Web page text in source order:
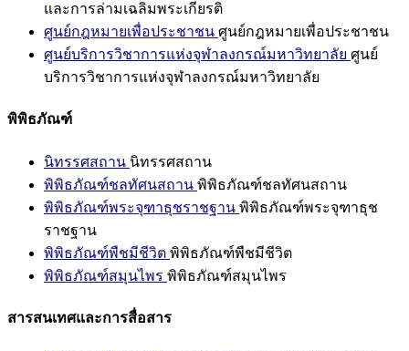
และการล่ามเฉลิมพระเกียรติ
ศูนย์กฎหมายเพื่อประชาชน ศูนย์กฎหมายเพื่อประชาชน
ศูนย์บริการวิชาการแห่งจุฬาลงกรณ์มหาวิทยาลัย ศูนย์
บริการวิชาการแห่งจุฬาลงกรณ์มหาวิทยาลัย
พิพิธภัณฑ์
นิทรรศสถาน นิทรรศสถาน
พิพิธภัณฑ์ชลทัศนสถาน พิพิธภัณฑ์ชลทัศนสถาน
พิพิธภัณฑ์พระจุฑาธุชราชฐาน พิพิธภัณฑ์พระจุฑาธุช
ราชฐาน
พิพิธภัณฑ์พืชมีชีวิต พิพิธภัณฑ์พืชมีชีวิต
พิพิธภัณฑ์สมุนไพร พิพิธภัณฑ์สมุนไพร
สารสนเทศและการสื่อสาร